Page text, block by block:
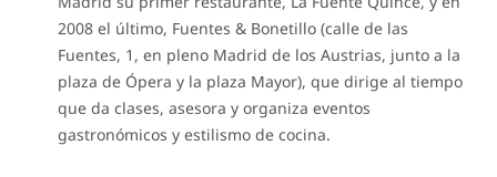
2008 el último, Fuentes & Bonetillo (calle de las
Fuentes, 1, en pleno Madrid de los Austrias, junto a la
plaza de Ópera y la plaza Mayor), que dirige al tiempo
que da clases, asesora y organiza eventos
gastronómicos y estilismo de cocina.